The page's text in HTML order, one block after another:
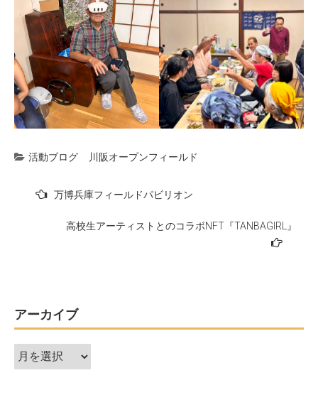
活動ブログ 川阪オープンフィールド
シ
ン
万博兵庫フィールドパビリオン
高校生アーティストとのコラボNFT『TANBAGIRL』
アーカイブ
ア
ー